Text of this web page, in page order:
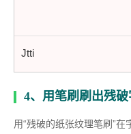
Jtti
4、用笔刷刷出残
用“残破的纸张纹理笔刷”